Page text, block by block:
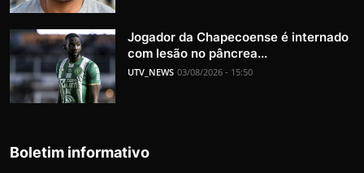
Jogador da Chapecoense é internado
com lesão no pâncrea...
UTV_NEWS 03/08/2026 - 15:50
Boletim informativo